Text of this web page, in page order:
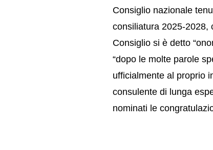
Consiglio nazionale
consiliatura 2025-2028,
Consiglio si è detto
“dopo le molte parole
ufficialmente al proprio
consulente di lunga
nominati le